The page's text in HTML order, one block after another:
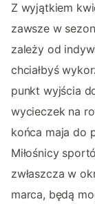
Z wyjątkiem
zawsze w
zależy od
chciałbyś
punkt wyjścia
wycieczek na
końca maja do
Miłośnicy
zwłaszcza w
marca, będą